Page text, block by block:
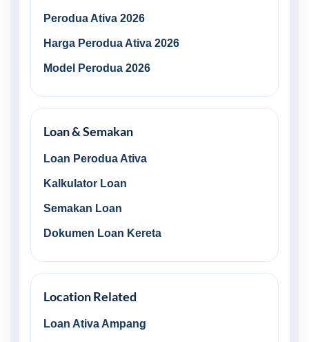
Perodua Ativa 2026
Harga Perodua Ativa 2026
Model Perodua 2026
Loan & Semakan
Loan Perodua Ativa
Kalkulator Loan
Semakan Loan
Dokumen Loan Kereta
Location Related
Loan Ativa Ampang